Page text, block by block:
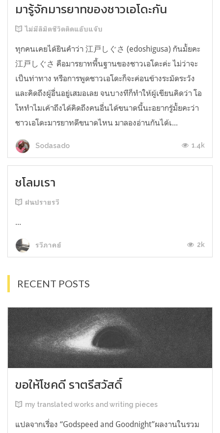
มารู้จักมารยาทของชาวเอโดะกัน
ไม่มีลิมิตชีวิตติดแอ๊บแจ๊บ
ทุกคนเคยได้ยินคำว่า 江戸しぐさ (edoshigusa) กันมั้ยคะ
江戸しぐさ คือมารยาทพื้นฐานของชาวเอโดะค่ะ ไม่ว่าจะ
เป็นท่าทาง หรือการพูดชาวเอโดะก็จะค่อนข้างระมัดระวัง
และคิดถึงผู้อื่นอยู่เสมอเลย จนบางทีก็ทำให้ผู้เขียนคิดว่า โอ
โหทำไมเค้าถึงได้คิดถึงคนอื่นได้ขนาดนี้นะอยากรู้มั้ยคะว่า
ชาวเอโดะมารยาทดีขนาดไหน มาลองอ่านกันได้เ...
Sodasado 1.4k
ชโลมเรา
ฝนปรายรวี
...
รวีภาคย์ 2k
RECENT POSTS
ขอให้โชคดี ราตรีสวัสดิ์
my translated works and writing pieces
แปลจากเรื่อง “Godspeed and Goodnight”ผลงานในรวม